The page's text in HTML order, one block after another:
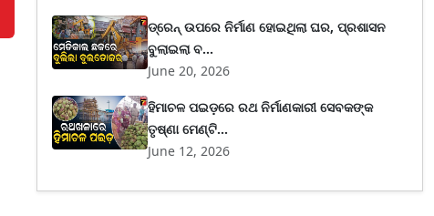
ଡ୍ରେନ୍ ଉପରେ ନିର୍ମାଣ ହୋଇଥିଲା ଘର, ପ୍ରଶାସନ
ବୁଲାଇଲା ବ...
June 20, 2026
ହିମାଚଳ ପଇଡ଼ରେ ରଥ ନିର୍ମାଣକାରୀ ସେବକଙ୍କ
ତୃଷ୍ଣା ମେଣ୍ଟି...
June 12, 2026